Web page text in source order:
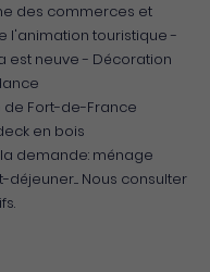
des commerces et
l'animation touristique -
est neuve - Décoration
Fort-de-France
en bois
demande: ménage
Nous consulter